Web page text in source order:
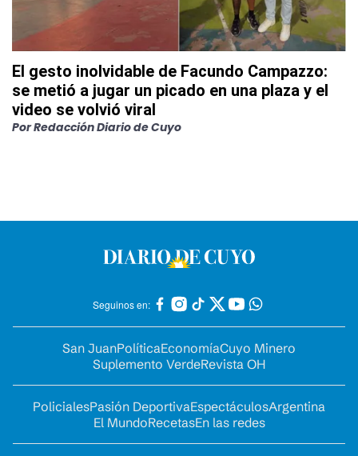
El gesto inolvidable de Facundo Campazzo:
se metió a jugar un picado en una plaza y el
video se volvió viral
PorRedacción Diario de Cuyo
Seguinos en:
San JuanPolíticaEconomíaCuyo Minero
Suplemento VerdeRevista OH
PolicialesPasión DeportivaEspectáculosArgentina
El MundoRecetasEn las redes